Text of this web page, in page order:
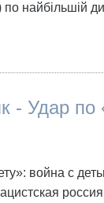
найбільшій
- Удар по
война с